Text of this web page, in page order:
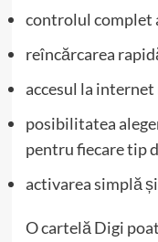
controlul complet
reîncărcarea
accesul la
posibilitatea
pentru fiecare tip
activarea simplă
O cartelă Digi